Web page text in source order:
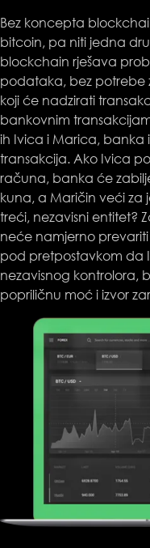
Bez koncepta
bitcoin, pa niti jedna
blockchain rješava
podataka, bez potrebe
koji će nadzirati
bankovnim
ih Ivica i Marica, banka
transakcija. Ako Ivica
računa, banka će
kuna, a Maričin veći za
treći, nezavisni entitet?
neće namjerno
pod pretpostavkom da
nezavisnog kontrolora,
popriličnu moć i izvor